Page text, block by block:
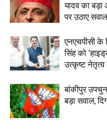
यादव का बड़ा
पर उठाए सवाल
एनएचपीसी के
सिंह को
उत्कृष्ट नेतृत्व
बांकीपुर
बड़ा सवाल,